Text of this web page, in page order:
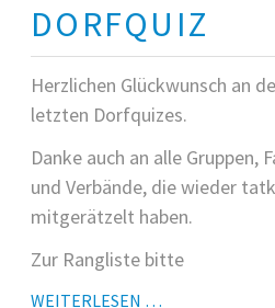
DORFQUIZ
Herzlichen Glückwunsch an
letzten Dorfquizes.
Danke auch an alle Gruppen,
und Verbände, die wieder
mitgerätzelt haben.
Zur Rangliste bitte
WEITERLESEN …